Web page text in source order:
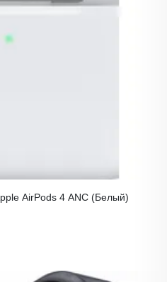
AirPods 4 ANC (белый)